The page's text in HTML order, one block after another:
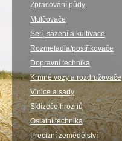
Zpracování půdy
Mulčovače
Setí, sázení a kultivace
Rozmetadla/postřikovače
Dopravní technika
Krmné vozy a rozdružovače
Vinice a sady
Sklízeče hroznů
Ostatní technika
Precizní zemědělství